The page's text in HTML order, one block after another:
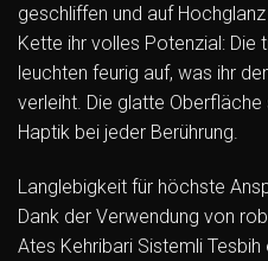
geschliffen und auf
Kette ihr volles Potenzial: Die
leuchten feurig auf, was ihr
verleiht. Die glatte
Haptik bei jeder Berührung.
Langlebigkeit für höchste
Dank der Verwendung von
Ates Kehribari Sistemli